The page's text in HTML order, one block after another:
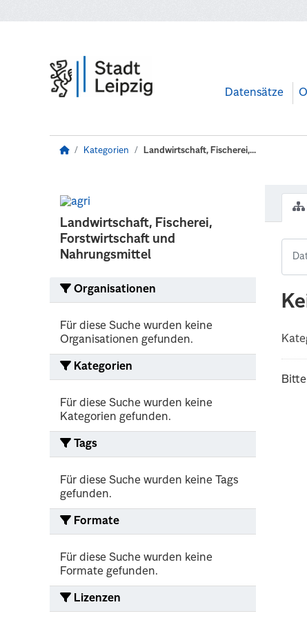
Datensätze
Kategorien Landwirtschaft, Fischerei,...
Landwirtschaft, Fischerei,
Forstwirtschaft und
Nahrungsmittel
Organisationen
Für diese Suche wurden keine
Organisationen gefunden.
Kategorien
Für diese Suche wurden keine
Kategorien gefunden.
Tags
Für diese Suche wurden keine Tags
gefunden.
Formate
Für diese Suche wurden keine
Formate gefunden.
Lizenzen